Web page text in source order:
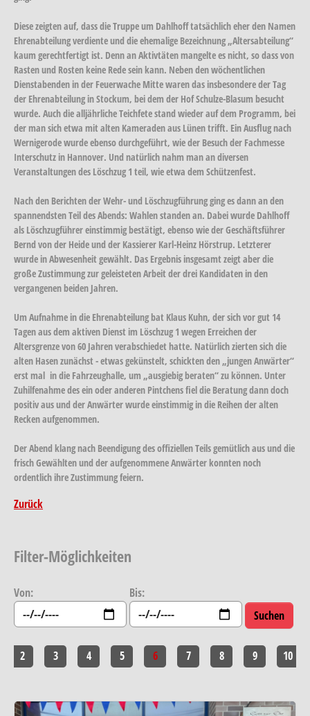
Diese zeigten auf, dass die Truppe um Dahlhoff tatsächlich eher den Namen
Ehrenabteilung verdiente und die ehemalige Bezeichnung „Altersabteilung“
kaum gerechtfertigt ist. Denn an Aktivtäten mangelte es nicht, so dass von
Rasten und Rosten keine Rede sein kann. Neben den wöchentlichen
Dienstabenden in der Feuerwache Mitte waren das insbesondere der Tag
der Ehrenabteilung in Stockum, bei dem der Hof Schulze-Blasum besucht
wurde. Auch die alljährliche Teichfete stand wieder auf dem Programm, bei
der man sich etwa mit alten Kameraden aus Lünen trifft. Ein Ausflug nach
Wernigerode wurde ebenso durchgeführt, wie der Besuch der Fachmesse
Interschutz in Hannover. Und natürlich nahm man an diversen
Veranstaltungen des Löschzug 1 teil, wie etwa dem Schützenfest.
Nach den Berichten der Wehr- und Löschzugführung ging es dann an den
spannendsten Teil des Abends: Wahlen standen an. Dabei wurde Dahlhoff
als Löschzugführer einstimmig bestätigt, ebenso wie der Geschäftsführer
Bernd von der Heide und der Kassierer Karl-Heinz Hörstrup. Letzterer
wurde in Abwesenheit gewählt. Das Ergebnis insgesamt zeigt aber die
große Zustimmung zur geleisteten Arbeit der drei Kandidaten in den
vergangenen beiden Jahren.
Um Aufnahme in die Ehrenabteilung bat Klaus Kuhn, der sich vor gut 14
Tagen aus dem aktiven Dienst im Löschzug 1 wegen Erreichen der
Altersgrenze von 60 Jahren verabschiedet hatte. Natürlich zierten sich die
alten Hasen zunächst - etwas gekünstelt, schickten den „jungen Anwärter“
erst mal in die Fahrzeughalle, um „ausgiebig beraten“ zu können. Unter
Zuhilfenahme des ein oder anderen Pintchens fiel die Beratung dann doch
positiv aus und der Anwärter wurde einstimmig in die Reihen der alten
Recken aufgenommen.
Der Abend klang nach Beendigung des offiziellen Teils gemütlich aus und die
frisch Gewählten und der aufgenommene Anwärter konnten noch
ordentlich ihre Zustimmung feiern.
Zurück
Filter-Möglichkeiten
Von: Bis:
2 3 4 5 6 7 8 9 10